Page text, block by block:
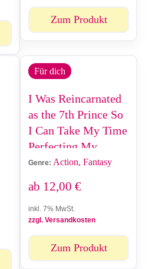
Zum Produkt
Für dich
I Was Reincarnated
as the 7th Prince So
I Can Take My Time
Perfecting My
Magical Ability
Genre: Action, Fantasy
ab 12,00 €
inkl. 7% MwSt.
zzgl. Versandkosten
Zum Produkt